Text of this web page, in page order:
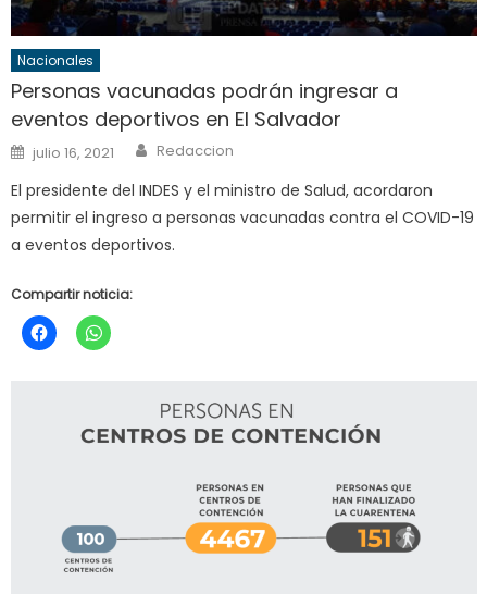
Nacionales
Personas vacunadas podrán ingresar a
eventos deportivos en El Salvador
Posted
on
julio 16, 2021 Author
Redaccion
El presidente del INDES y el ministro de Salud, acordaron
permitir el ingreso a personas vacunadas contra el COVID-19
a eventos deportivos.
Compartir noticia: